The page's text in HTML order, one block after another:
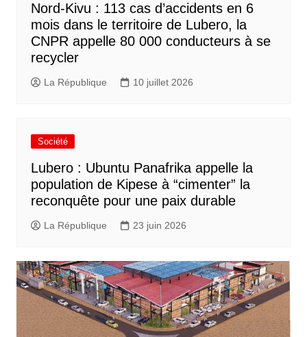
Nord-Kivu : 113 cas d’accidents en 6
mois dans le territoire de Lubero, la
CNPR appelle 80 000 conducteurs à se
recycler
La République 10 juillet 2026
Société
Lubero : Ubuntu Panafrika appelle la
population de Kipese à “cimenter” la
reconquête pour une paix durable
La République 23 juin 2026